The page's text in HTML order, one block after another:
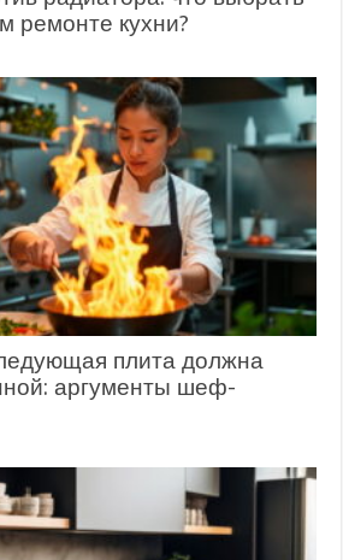
ремонте кухни?
плита должна
аргументы шеф-